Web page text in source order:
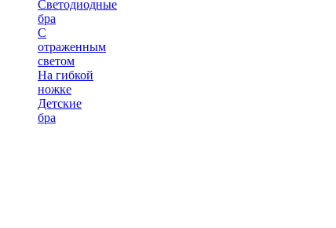
Светодиодные
бра
С
отраженным
светом
На гибкой
ножке
Детские
бра